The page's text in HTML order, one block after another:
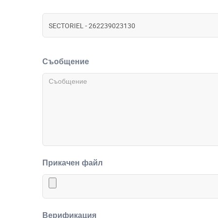
Съобщение
Прикачен файл
Верификация